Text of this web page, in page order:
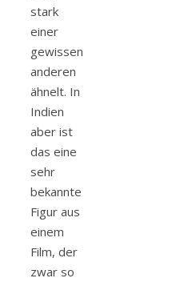
stark
einer
gewissen
anderen
ähnelt. In
Indien
aber ist
das eine
sehr
bekannte
Figur aus
einem
Film, der
zwar so